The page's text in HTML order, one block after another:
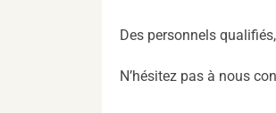
Des personnels
N’hésitez pas à nous